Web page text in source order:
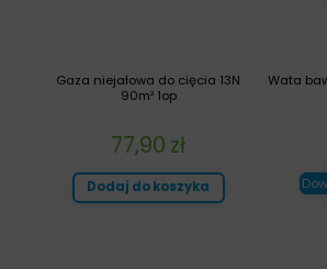
Wata
Gaza niejałowa do cięcia 13N
90m² 1op
77,90 zł
Dodaj do koszyka